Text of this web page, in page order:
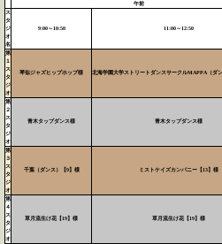
午前
ス
タ
ジ
オ
名
9:00～10:50 11:00～12:50
第
１
ス
タ
ジ
オ
琴似ジャズヒップホップ様 北海学園大学ストリートダンスサークルMAPPA（ダ
第
２
ス
タ
ジ
オ
青木タップダンス様 青木タップダンス様
第
３
ス
タ
ジ
オ
千葉（ダンス）【9】様 ミストケイズカンパニー【13】様
第
４
ス
タ
ジ
オ
草月流生け花【19】様 草月流生け花【19】様